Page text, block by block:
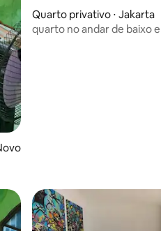
lugar para ficar
Quarto privativo ⋅ Jakarta
quarto no andar de baixo